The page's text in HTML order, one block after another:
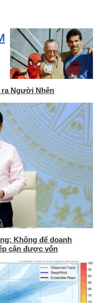
ra Người Nhện
Không để doanh
cận được vốn